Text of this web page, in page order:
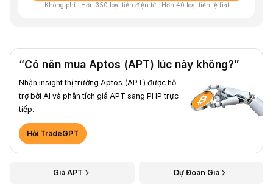
Không phí · Hơn 350 loại tiền điện tử · Hơn 40 loại tiền tệ fiat
“Có nên mua Aptos (APT) lúc này không?”
Nhận insight thị trường Aptos (APT) được hỗ
trợ bởi AI và phân tích giá APT sang PHP trực
tiếp.
Hỏi TradeGPT
Giá APT Dự Đoán Giá